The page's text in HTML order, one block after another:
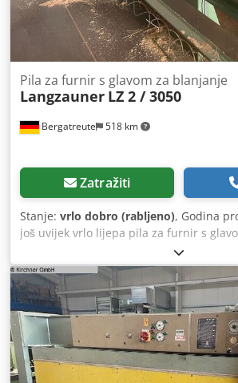
Bergatreute 518 km
Pila za furnir s glavom za blanjanje
Langzauner LZ 2 / 3050
Zatražiti
Stanje: vrlo dobro (rabljeno), Godina
još uvijek vrlo lijepa pila za furnir s
Duljina rezanja 3050 mm Dkjdon An A
stražnjim osloncem i graničnikom